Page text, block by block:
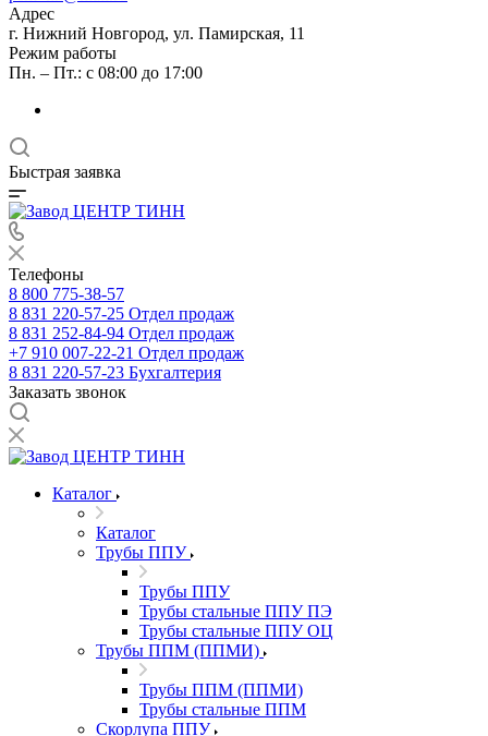
Адрес
г. Нижний Новгород, ул. Памирская, 11
Режим работы
Пн. – Пт.: с 08:00 до 17:00
Быстрая заявка
Телефоны
8 800 775-38-57
8 831 220-57-25 Отдел продаж
8 831 252-84-94 Отдел продаж
+7 910 007-22-21 Отдел продаж
8 831 220-57-23 Бухгалтерия
Заказать звонок
Каталог
Каталог
Трубы ППУ
Трубы ППУ
Трубы стальные ППУ ПЭ
Трубы стальные ППУ ОЦ
Трубы ППМ (ППМИ)
Трубы ППМ (ППМИ)
Трубы стальные ППМ
Скорлупа ППУ